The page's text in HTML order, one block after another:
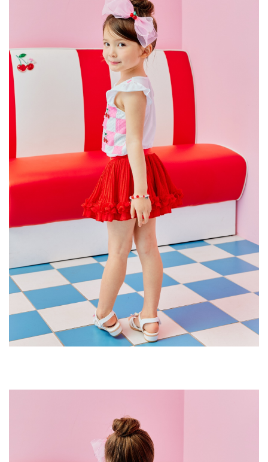
데님 세일러 JK G33KDT021N3120
구매옵션 : 색상 옐로우 / 사이즈 120